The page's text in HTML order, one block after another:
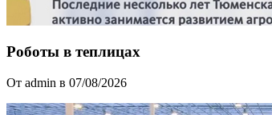
Роботы в теплицах
От admin в 07/08/2026